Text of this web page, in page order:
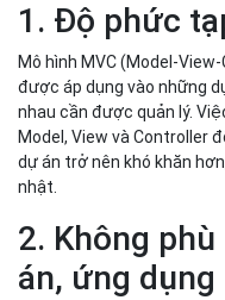
1. Độ phức
Mô hình MVC (Model-
được áp dụng vào những
nhau cần được quản lý.
Model, View và Controller
dự án trở nên khó khăn
nhật.
2. Không
án, ứng dụng